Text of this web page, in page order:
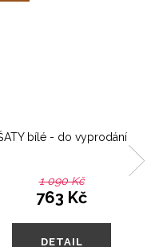
bílé - do vyprodání
1 090 Kč
763 Kč
DETAIL